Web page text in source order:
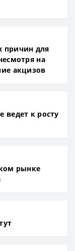
причин для
на
акцизов
ведет к росту
рынке